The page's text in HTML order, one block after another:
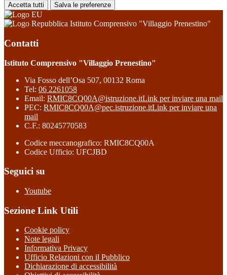
Accetta tutti Salva le preferenze
Istituto Comprensivo "Villaggio Prenestino"
Contatti
Istituto Comprensivo "Villaggio Prenestino"
Via Fosso dell’Osa 507, 00132 Roma
Tel: 06 2261058
Email: RMIC8CQ00A@istruzione.itLink per inviare una mail
PEC: RMIC8CQ00A@pec.istruzione.itLink per inviare una
mail
C.F.: 80245770583
Codice meccanografico: RMIC8CQ00A
Codice Ufficio: UFCJBD
Seguici su
Youtube
Sezione Link Utili
Cookie policy
Note legali
Informativa Privacy
Ufficio Relazioni con il Pubblico
Dichiarazione di accessibilità